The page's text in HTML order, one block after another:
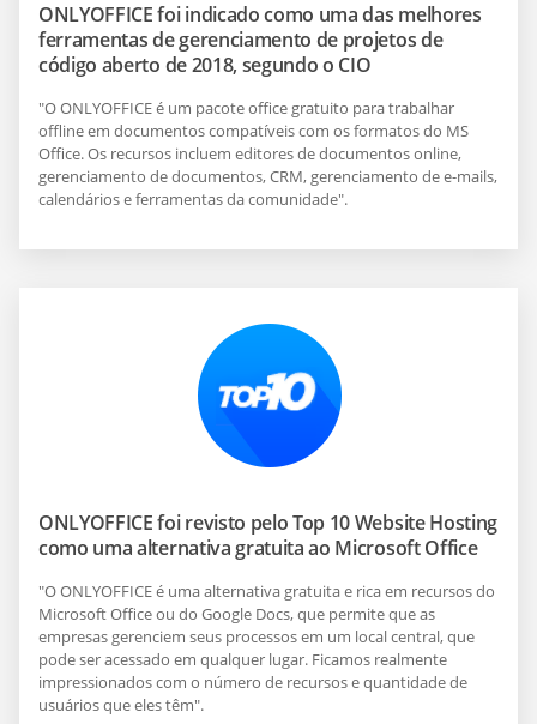
ONLYOFFICE foi indicado como uma das melhores
ferramentas de gerenciamento de projetos de
código aberto de 2018, segundo o CIO
"O ONLYOFFICE é um pacote office gratuito para trabalhar
offline em documentos compatíveis com os formatos do MS
Office. Os recursos incluem editores de documentos online,
gerenciamento de documentos, CRM, gerenciamento de e-mails,
calendários e ferramentas da comunidade".
ONLYOFFICE foi revisto pelo Top 10 Website Hosting
como uma alternativa gratuita ao Microsoft Office
"O ONLYOFFICE é uma alternativa gratuita e rica em recursos do
Microsoft Office ou do Google Docs, que permite que as
empresas gerenciem seus processos em um local central, que
pode ser acessado em qualquer lugar. Ficamos realmente
impressionados com o número de recursos e quantidade de
usuários que eles têm".